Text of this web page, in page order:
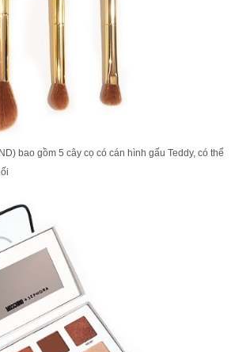
bao gồm 5 cây cọ có cán hình gấu Teddy, có thể